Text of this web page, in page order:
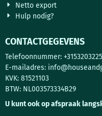
Netto export
Hulp nodig?
CONTACTGEGEVENS
Telefoonnummer:
E-mailadres:
KVK: 81521103
BTW: NL003573334B29
U kunt ook op afspraak